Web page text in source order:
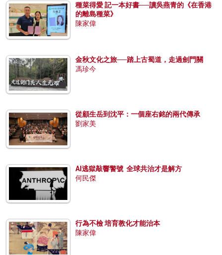
種菜得愛 記一本好書──讀吳燕青的《在香港
的離島種菜》
陳家偉
金秋文化之旅──踏上古蜀道，走過劍門關
馮珍今
從顧生岳到沈平：一個座右銘的兩代傳承
劉家美
AI逃獄敲響警號 全球共治才是解方
何民傑
行為不檢 培育教化才能治本
陳家偉